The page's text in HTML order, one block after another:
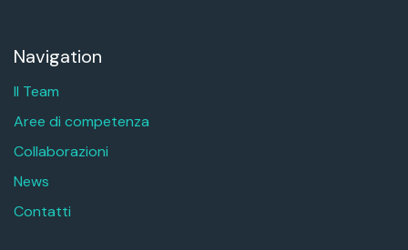
Navigation
Il Team
Aree di competenza
Collaborazioni
News
Contatti